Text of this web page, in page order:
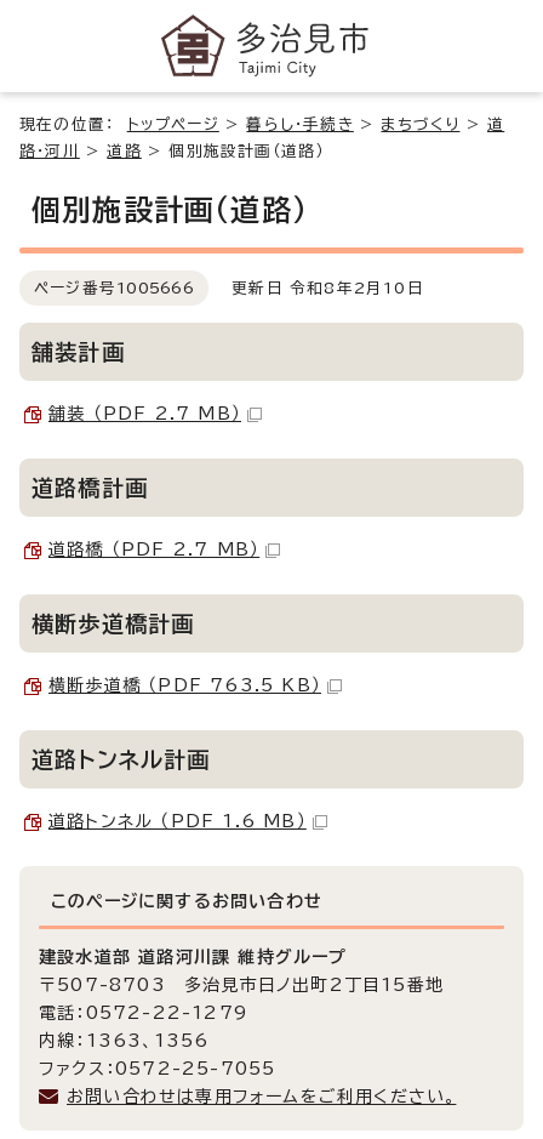
現在の位置： トップページ >暮らし・手続き > まちづくり >道
路・河川
>道路 >個別施設計画（道路）
個別施設計画（道路）
ページ番号 1005666 更新日 令和8年2月10日
舗装計画
舗装 （PDF 2.7 MB）
道路橋計画
道路橋 （PDF 2.7 MB）
横断歩道橋計画
横断歩道橋 （PDF 763.5 KB）
道路トンネル計画
道路トンネル （PDF 1.6 MB）
このページに関する お問い合わせ
建設水道部 道路河川課 維持グループ
〒507-8703 多治見市日ノ出町2丁目15番地
電話：0572-22-1279
内線：1363、1356
ファクス：0572-25-7055
お問い合わせは専用フォームをご利用ください。